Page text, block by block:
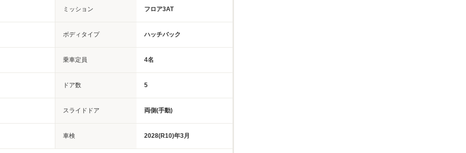
ミッション フロア3AT
ボディタイプ ハッチバック
乗車定員 4名
ドア数 5
スライドドア 両側(手動)
車検 2028(R10)年3月